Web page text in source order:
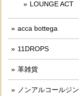
LOUNGE ACT
acca bottega
11DROPS
革雑貨
ノンアルコールジン